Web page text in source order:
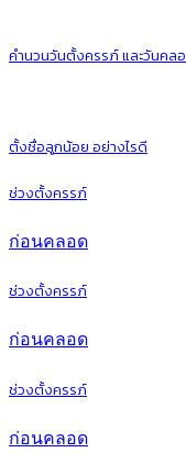
คำนวนวันตั้งครรภ์ และวันคล
ตั้งชื่อลูกน้อย อย่างไรดี
ช่วงตั้งครรภ์
ก่อนคลอด
ช่วงตั้งครรภ์
ก่อนคลอด
ช่วงตั้งครรภ์
ก่อนคลอด